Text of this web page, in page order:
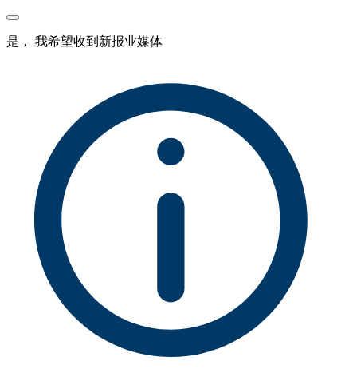
是， 我希望收到新报业媒体